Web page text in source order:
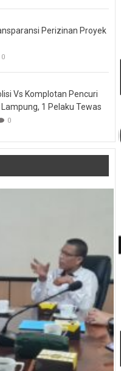
Perizinan Proyek
0
Vs Komplotan Pencuri
1 Pelaku Tewas
0